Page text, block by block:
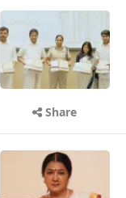
Share